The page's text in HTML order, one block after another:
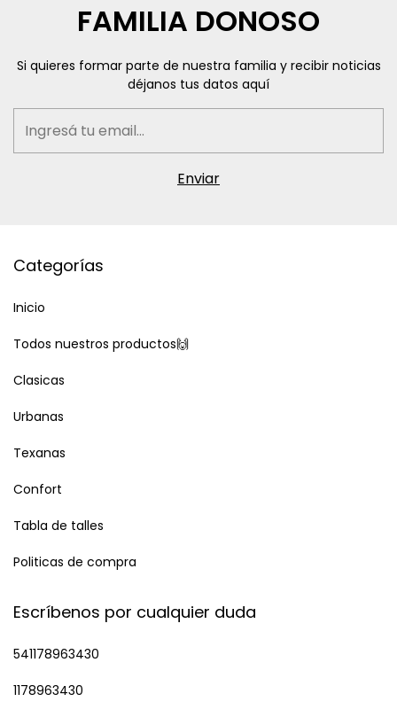
FAMILIA DONOSO
Si quieres formar parte de nuestra familia y recibir noticias
déjanos tus datos aquí
Categorías
Inicio
Todos nuestros productos🙌
Clasicas
Urbanas
Texanas
Confort
Tabla de talles
Politicas de compra
Escríbenos por cualquier duda
541178963430
1178963430